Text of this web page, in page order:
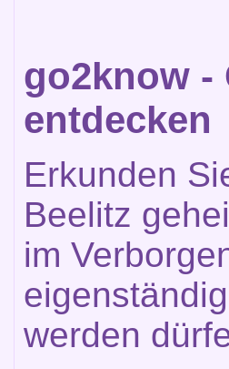
go2know -
entdecken
Erkunden
Beelitz
im
werden